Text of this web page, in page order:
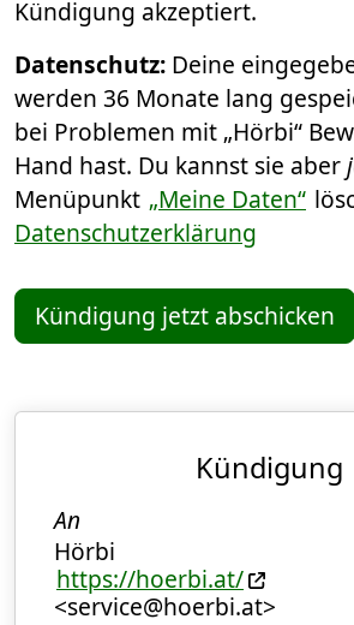
Kündigung akzeptiert.
Datenschutz: Deine
werden 36 Monate lang
bei Problemen mit „Hörbi“
Hand hast. Du kannst sie aber
Menüpunkt „Meine Daten“
Datenschutzerklärung
Kündigung jetzt abschicken
Kündigung
An
Hörbi
https://hoerbi.at/
<service@hoerbi.at>